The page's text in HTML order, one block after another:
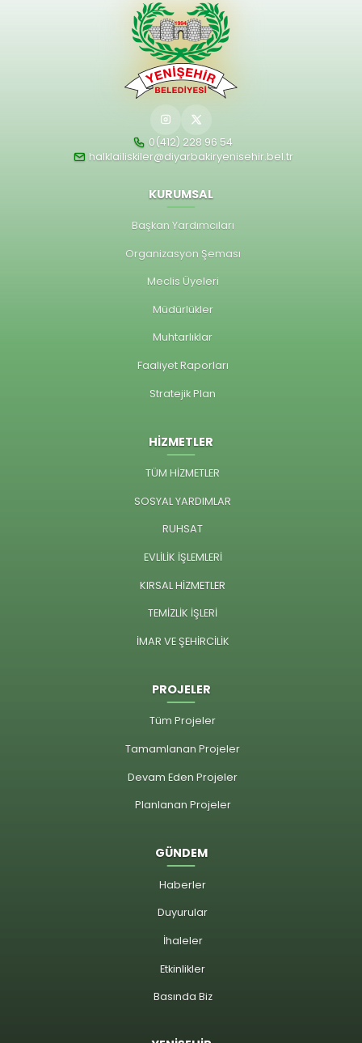
0(412) 228 96 54
halklailiskiler@diyarbakiryenisehir.bel.tr
KURUMSAL
Başkan Yardımcıları
Organizasyon Şeması
Meclis Üyeleri
Müdürlükler
Muhtarlıklar
Faaliyet Raporları
Stratejik Plan
HİZMETLER
TÜM HİZMETLER
SOSYAL YARDIMLAR
RUHSAT
EVLİLİK İŞLEMLERİ
KIRSAL HİZMETLER
TEMİZLİK İŞLERİ
İMAR VE ŞEHİRCİLİK
PROJELER
Tüm Projeler
Tamamlanan Projeler
Devam Eden Projeler
Planlanan Projeler
GÜNDEM
Haberler
Duyurular
İhaleler
Etkinlikler
Basında Biz